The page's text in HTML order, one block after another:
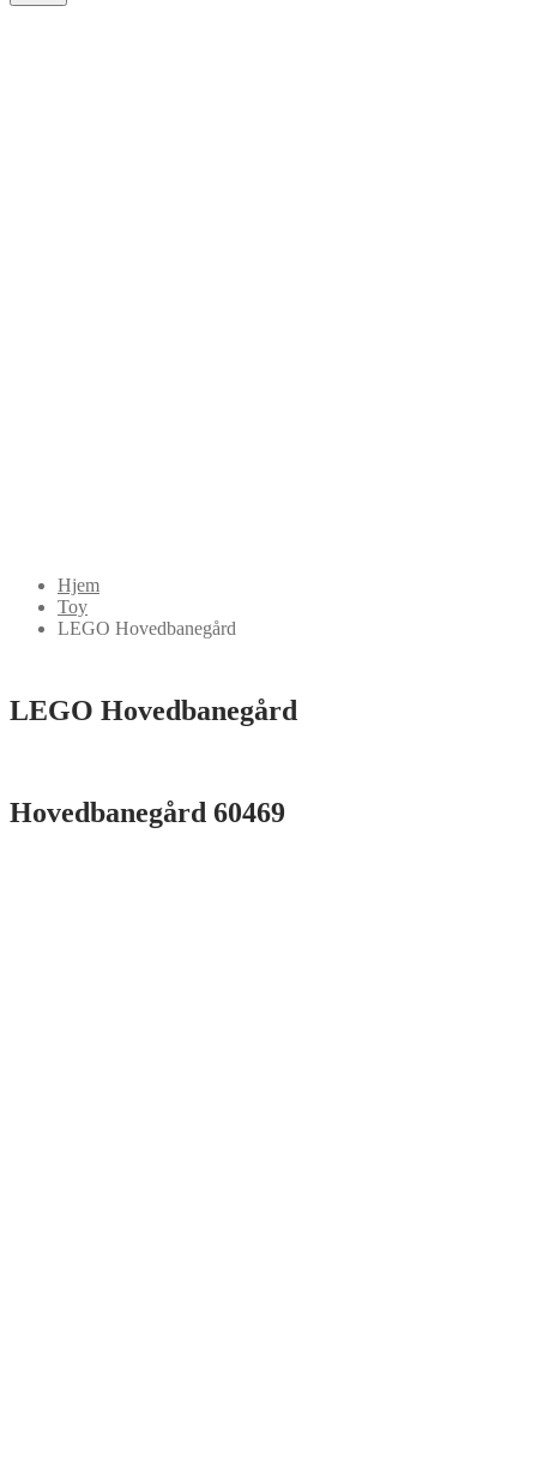
Hjem
Toy
LEGO Hovedbanegård
LEGO Hovedbanegård
Hovedbanegård 60469